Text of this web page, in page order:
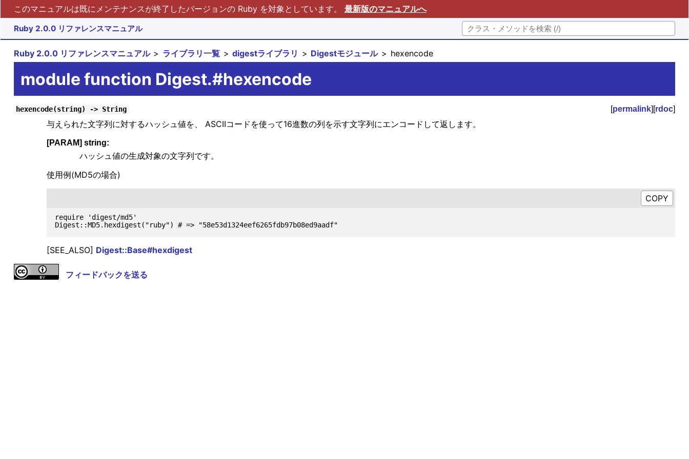
このマニュアルは既にメンテナンスが終了したバージョンの Ruby を対象としています。 最新版のマニュアルへ
Ruby 2.0.0 リファレンスマニュアル
Ruby 2.0.0 リファレンスマニュアル ライブラリ一覧 digestライブラリ Digestモジュール hexencode
module function Digest.#hexencode
hexencode(string) -> String [permalink][rdoc]
与えられた文字列に対するハッシュ値を、 ASCIIコードを使って16進数の列を示す文字列にエンコードして返します。
[PARAM] string:
ハッシュ値の生成対象の文字列です。
使用例(MD5の場合)
require 'digest/md5'
[SEE_ALSO] Digest::Base#hexdigest
フィードバックを送る